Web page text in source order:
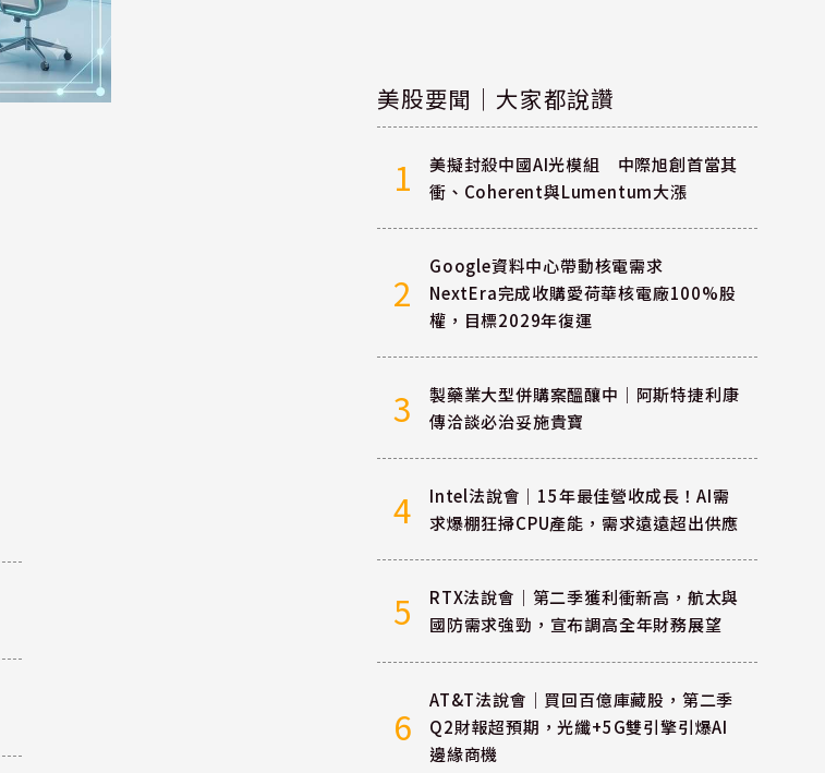
美股要聞｜大家都說讚
1
美擬封殺中國AI光模組 中際旭創首當其
衝、Coherent與Lumentum大漲
2
Google資料中心帶動核電需求
NextEra完成收購愛荷華核電廠100%股
權，目標2029年復運
3
製藥業大型併購案醞釀中｜阿斯特捷利康
傳洽談必治妥施貴寶
4
Intel法說會｜15年最佳營收成長！AI需
求爆棚狂掃CPU產能，需求遠遠超出供應
5
RTX法說會｜第二季獲利衝新高，航太與
國防需求強勁，宣布調高全年財務展望
6
AT&T法說會｜買回百億庫藏股，第二季
Q2財報超預期，光纖+5G雙引擎引爆AI
邊緣商機